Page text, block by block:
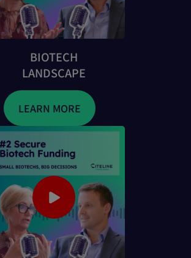
BIOTECH
LANDSCAPE
LEARN MORE